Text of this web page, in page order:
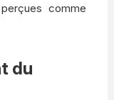
comme
du